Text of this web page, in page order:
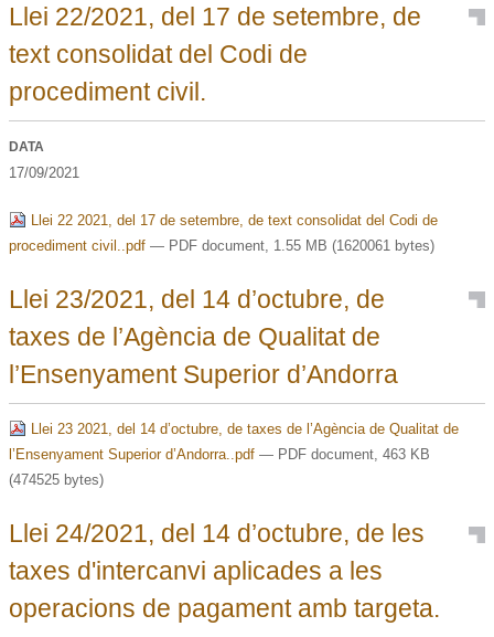
Llei 22/2021, del 17 de setembre, de
text consolidat del Codi de
procediment civil.
DATA
17/09/2021
Llei 22 2021, del 17 de setembre, de text consolidat del Codi de
procediment civil..pdf— PDF document, 1.55 MB (1620061 bytes)
Llei 23/2021, del 14 d’octubre, de
taxes de l’Agència de Qualitat de
l’Ensenyament Superior d’Andorra
Llei 23 2021, del 14 d’octubre, de taxes de l’Agència de Qualitat de
l’Ensenyament Superior d’Andorra..pdf— PDF document, 463 KB
(474525 bytes)
Llei 24/2021, del 14 d’octubre, de les
taxes d'intercanvi aplicades a les
operacions de pagament amb targeta.